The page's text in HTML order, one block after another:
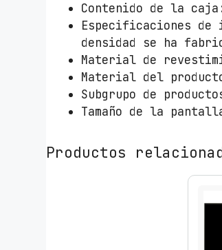
Contenido de la
Especificaciones
densidad se ha
Material de
Material del
Subgrupo de
Tamaño de la
Productos